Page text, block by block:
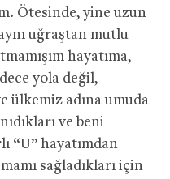
Ötesinde, yine uzun
uğraştan mutlu
hayatıma,
yola değil,
ülkemiz adına umuda
ve beni
“U” hayatımdan
sağladıkları için